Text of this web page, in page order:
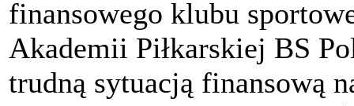
finansowego klubu
Akademii Piłkarskiej BS
trudną sytuacją finansową